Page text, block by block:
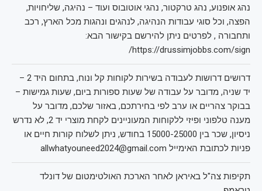
נהג אופנוע, נהג טרקטור, נהגי אוטובוס ועוד – נהיגה, שליחויות,
הפצה, וכל סוגי עבודות הנהיגה, לנהגים ונהגות מכל הארץ, רכב
ותחבורה , לפרטים ניתן להירשם בקישור הבא:
https://drussimjobbs.com/sign/
דרושים דרושות לעבודה בשירות לקוחות קל ונוח, בתחום היד 2 –
יד שניה, מדובר על עבודה של שעות ספורות ביום, שעות גמישות –
בבוקר צהריים או ערב לפי בחירתכם, באזור שלכם, מדובר על
מענה טלפוני ופיזי ללקוחות המעוניינים לקחת מוצרי יד 2, לא נדרש
ניסיון, שכר בין 15000-25000 בחודש, ניתן לשלוח קורות חיים או
פניות לכתובת האימייל allwhatyouneed2024@gmail.com
תקיפות צה"ל באיראן לאחר הארכת האולטימטום של דונלד